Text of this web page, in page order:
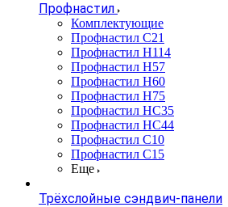
Профнастил
Комплектующие
Профнастил C21
Профнастил Н114
Профнастил Н57
Профнастил Н60
Профнастил Н75
Профнастил НС35
Профнастил НС44
Профнастил С10
Профнастил С15
Еще
Трёхслойные сэндвич-панели